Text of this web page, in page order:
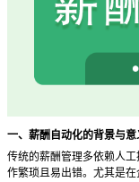
一、薪酬自动化的背景与意
传统的薪酬管理多依赖人
作繁琐且易出错。尤其是